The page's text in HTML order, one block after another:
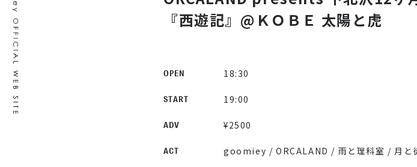
『西遊記』@ＫＯＢＥ 太陽と虎
OPEN 18:30
START 19:00
ADV ¥2500
ACT goomiey / ORCALAND / 雨と理科室 / 月と